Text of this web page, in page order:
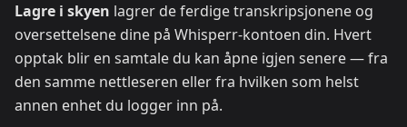
Lagre i skyen lagrer de ferdige transkripsjonene og
oversettelsene dine på Whisperr-kontoen din. Hvert
opptak blir en samtale du kan åpne igjen senere — fra
den samme nettleseren eller fra hvilken som helst
annen enhet du logger inn på.